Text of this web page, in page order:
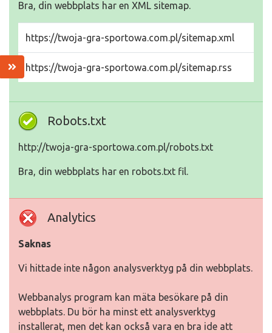
Bra, din webbplats har en XML sitemap.
https://twoja-gra-sportowa.com.pl/sitemap.xml
https://twoja-gra-sportowa.com.pl/sitemap.rss
Robots.txt
http://twoja-gra-sportowa.com.pl/robots.txt
Bra, din webbplats har en robots.txt fil.
Analytics
Saknas
Vi hittade inte någon analysverktyg på din webbplats.
Webbanalys program kan mäta besökare på din
webbplats. Du bör ha minst ett analysverktyg
installerat, men det kan också vara en bra ide att